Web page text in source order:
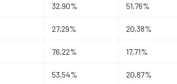
32,90% 51,76%
27,29% 20,38%
76,22% 17,71%
53,54% 20,87%